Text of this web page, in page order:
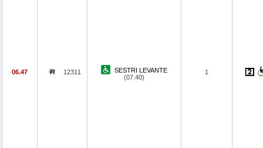
06.47 12311
SESTRI LEVANTE
(07.40)
1